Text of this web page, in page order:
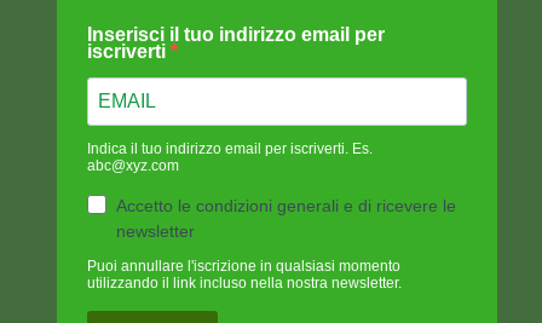
Inserisci il tuo indirizzo email per
iscriverti
Indica il tuo indirizzo email per iscriverti. Es.
abc@xyz.com
Accetto le condizioni generali e di ricevere le
newsletter
Puoi annullare l'iscrizione in qualsiasi momento
utilizzando il link incluso nella nostra newsletter.